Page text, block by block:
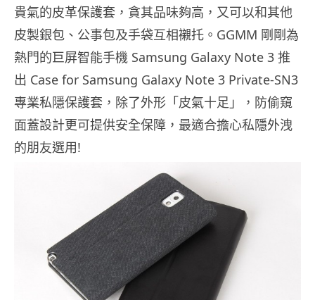
貴氣的皮革保護套，貪其品味夠高，又可以和其他
皮製銀包、公事包及手袋互相襯托。GGMM 剛剛為
熱門的巨屏智能手機 Samsung Galaxy Note 3 推
出 Case for Samsung Galaxy Note 3 Private-SN3
專業私隱保護套，除了外形「皮氣十足」，防偷窺
面蓋設計更可提供安全保障，最適合擔心私隱外洩
的朋友選用!